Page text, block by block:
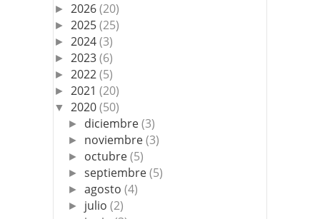
► 2026(20)
► 2025(25)
► 2024(3)
► 2023(6)
► 2022(5)
► 2021 (20)
▼ 2020(50)
► diciembre(3)
► noviembre(3)
► octubre(5)
►septiembre(5)
►agosto(4)
► julio(2)